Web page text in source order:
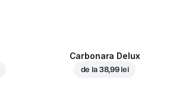
Carbonara Delux
de la 38,99 lei